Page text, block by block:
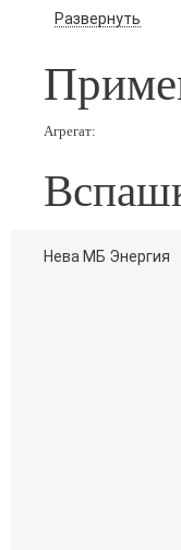
Развернуть
Агрегат:
Нева МБ Энергия